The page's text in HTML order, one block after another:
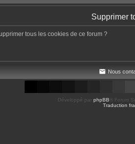
Supprimer
tous les cookies de ce forum ?
Nous
Développé par phpBB ® Forum
Traduction